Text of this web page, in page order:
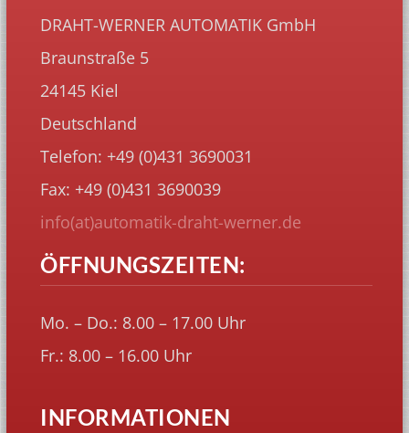
DRAHT-WERNER AUTOMATIK GmbH
Braunstraße 5
24145 Kiel
Deutschland
Telefon: +49 (0)431 3690031
Fax: +49 (0)431 3690039
info(at)automatik-draht-werner.de
ÖFFNUNGSZEITEN:
Mo. – Do.: 8.00 – 17.00 Uhr
Fr.: 8.00 – 16.00 Uhr
INFORMATIONEN